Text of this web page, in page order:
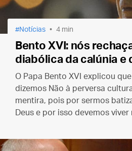
Notícias 4 min
Bento XVI: nós
diabólica da calúnia e
O Papa Bento XVI explicou
dizemos Não à perversa
mentira, pois por sermos
Deus e por isso devemos viver